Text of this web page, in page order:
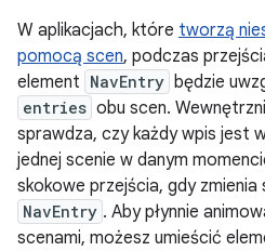
W aplikacjach, które tworzą
pomocą scen, podczas
element NavEntry będzie
entries obu scen.
sprawdza, czy każdy wpis jest
jednej scenie w danym
skokowe przejścia, gdy zmienia
NavEntry . Aby płynnie
scenami, możesz umieścić